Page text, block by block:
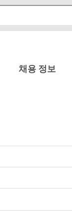
채용 정보